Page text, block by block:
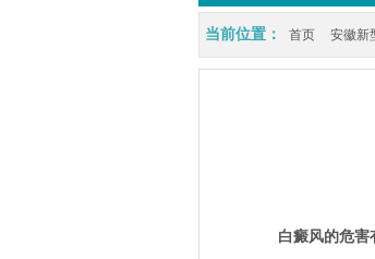
当前位置： 首页 安徽新
白癜风的危害